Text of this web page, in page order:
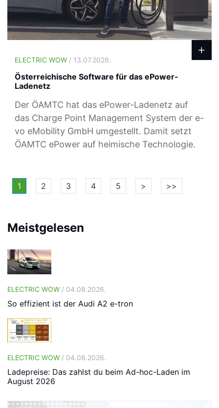
ELECTRIC WOW / 13.07.2026.
Österreichische Software für das ePower-
Ladenetz
Der ÖAMTC hat das ePower-Ladenetz auf
das Charge Point Management System der e-
vo eMobility GmbH umgestellt. Damit setzt
ÖAMTC ePower auf heimische Technologie.
1 2 3 4 5 > >>
Meistgelesen
ELECTRIC WOW / 04.08.2026.
So effizient ist der Audi A2 e-tron
ELECTRIC WOW / 04.08.2026.
Ladepreise: Das zahlst du beim Ad-hoc-Laden im
August 2026